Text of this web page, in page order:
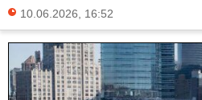
10.06.2026, 16:52